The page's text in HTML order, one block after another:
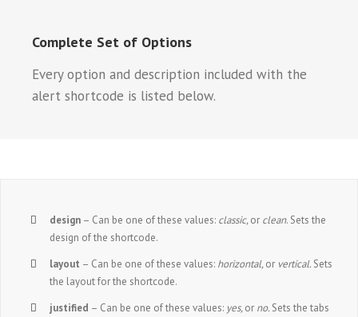
Complete Set of Options
Every option and description included with the
alert shortcode is listed below.
design – Can be one of these values: classic,or clean. Sets the
design of the shortcode.
layout – Can be one of these values: horizontal,or vertical.Sets
the layout for the shortcode.
justified – Can be one of these values: yes,or no.Sets the tabs